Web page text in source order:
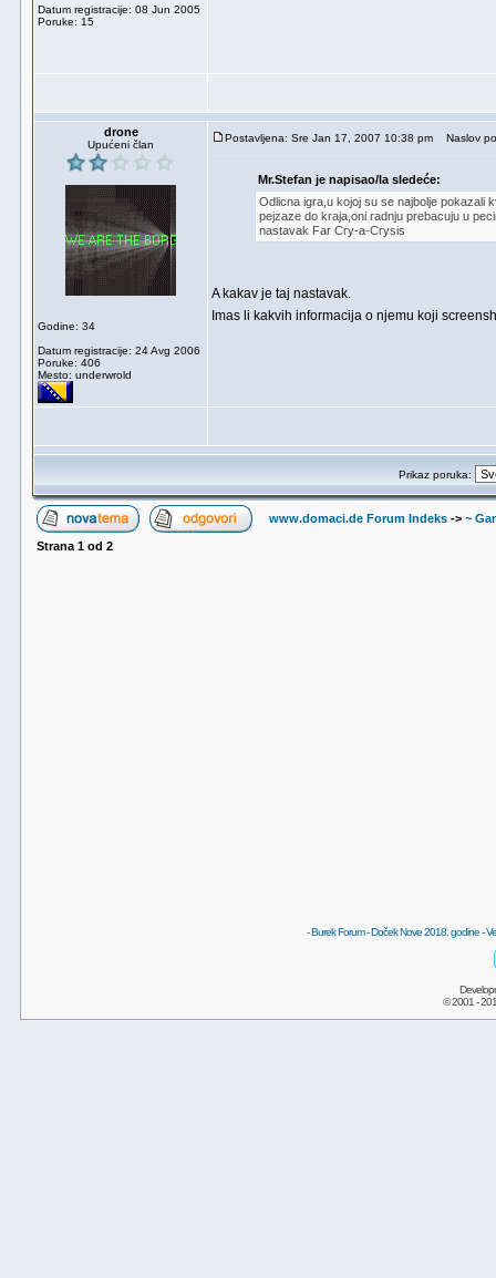
Datum registracije: 08 Jun 2005
Poruke: 15
drone
Upućeni član
Godine: 34
Datum registracije: 24 Avg 2006
Poruke: 406
Mesto: underwrold
Postavljena: Sre Jan 17, 2007 10:38 pm Naslov
Mr.Stefan je napisao/la sledeće:
Odlicna igra,u kojoj su se najbolje pokazali
pejzaze do kraja,oni radnju prebacuju u
nastavak Far Cry-a-Crysis
A kakav je taj nastavak.
Imas li kakvih informacija o njemu koji
Prikaz poruka:
www.domaci.de Forum Indeks -> ~
Strana 1 od 2
-Burek Forum-Doček Nove 2018. godine-
© 2001 -